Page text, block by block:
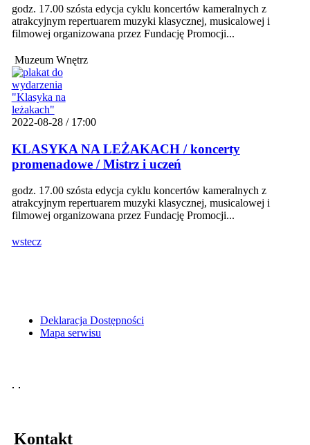
godz. 17.00 szósta edycja cyklu koncertów kameralnych z
atrakcyjnym repertuarem muzyki klasycznej, musicalowej i
filmowej organizowana przez Fundację Promocji...
Muzeum Wnętrz
2022-08-28 / 17:00
KLASYKA NA LEŻAKACH / koncerty
promenadowe / Mistrz i uczeń
godz. 17.00 szósta edycja cyklu koncertów kameralnych z
atrakcyjnym repertuarem muzyki klasycznej, musicalowej i
filmowej organizowana przez Fundację Promocji...
wstecz
Deklaracja Dostępności
Mapa serwisu
Kontakt